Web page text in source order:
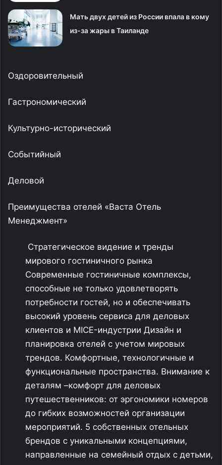
Мать двух детей из России впала в кому
из-за жары в Таиланде
Оздоровительный
Гастрономический
Культурно-исторический
Событийный
Деловой
Преимущества отелей «Васта Отель
Менеджмент»
Стратегическое видение и тренды
мирового гостиничного рынка
Современные гостиничные комплексы,
способные не только удовлетворять
потребности гостей, но и обеспечивать
высокий уровень сервиса для деловых
клиентов и MICE-индустрии Дизайн и
планировка отелей с учетом мировых
трендов. Комфортные, технологичные и
функциональные пространства. Внимание к
деталям –комфорт для деловых
путешественников: от эргономики номеров
до гибких возможностей организации
мероприятий. 5 собственных отельных
брендов с уникальными концепциями,
направленные на семейный отдых с детьми,